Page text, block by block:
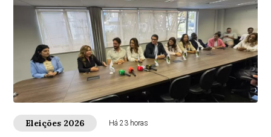
Eleições 2026 Há 23 horas